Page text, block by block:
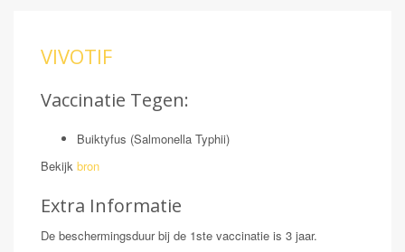
VIVOTIF
Vaccinatie Tegen:
Buiktyfus (Salmonella Typhii)
Bekijk bron
Extra Informatie
De beschermingsduur bij de 1ste vaccinatie is 3 jaar.